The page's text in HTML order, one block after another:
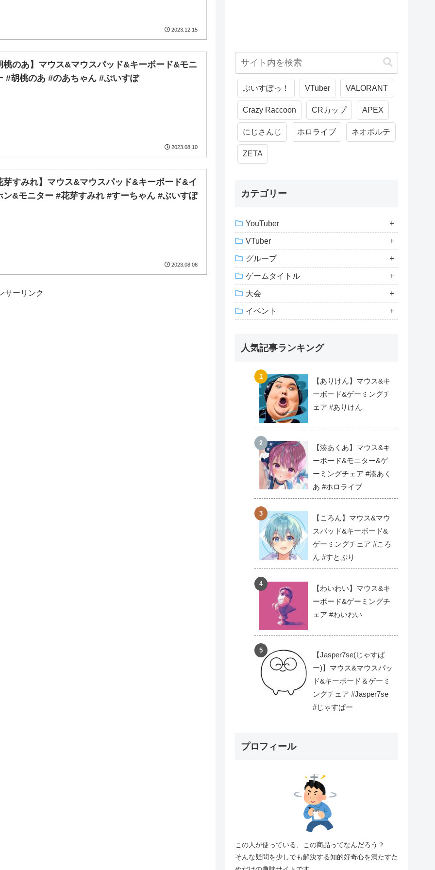
2023.12.15
桃のあ】マウス&マウスパッド&キーボード&モニ
#胡桃のあ #のあちゃん #ぶいすぽ
2023.08.10
芽すみれ】マウス&マウスパッド&キーボード&イ
ン&モニター #花芽すみれ #すーちゃん #ぶいすぽ
2023.08.08
サーリンク
ぶいすぽっ！ VTuber VALORANT
Crazy Raccoon CRカップ APEX
にじさんじ ホロライブ ネオポルテ
ZETA
カテゴリー
YouTuber
VTuber
グループ
ゲームタイトル
大会
イベント
人気記事ランキング
【ありけん】マウス&キ
ーボード&ゲーミングチ
ェア #ありけん
【湊あくあ】マウス&キ
ーボード&モニター&ゲ
ーミングチェア #湊あく
あ #ホロライブ
【ころん】マウス&マウ
スパッド&キーボード&
ゲーミングチェア #ころ
ん #すとぷり
【わいわい】マウス&キ
ーボード&ゲーミングチ
ェア #わいわい
【Jasper7se(じゃすぱ
ー)】マウス&マウスパッ
ド&キーボード＆ゲーミ
ングチェア #Jasper7se
#じゃすぱー
プロフィール
この人が使っている、この商品ってなんだろう？
そんな疑問を少しでも解決する知的好奇心を満たすた